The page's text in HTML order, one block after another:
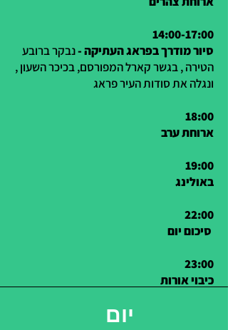
14:00-17:00
סיור מודרך בפראג העתיקה -נבקר ברובע
הטירה , בגשר קארל המפורסם, בכיכר השעון ,
ונגלה את סודות העיר פראג
18:00
ארוחת ערב
19:00
באולינג
22:00
23:00
כיבוי אורות
יום